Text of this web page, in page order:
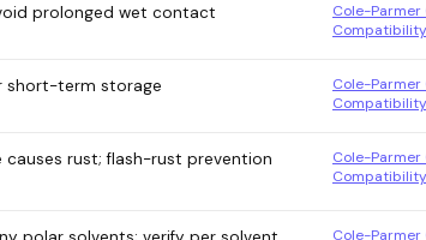
prolonged wet contact
Cole-Parmer
Compatibility
short-term storage
Cole-Parmer
Compatibility
causes rust; flash-rust prevention
Cole-Parmer
Compatibility
Cole-Parmer